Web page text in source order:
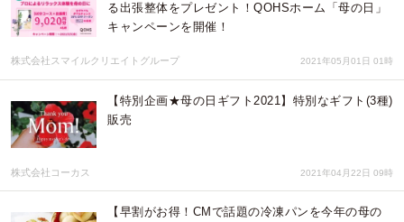
る出張整体をプレゼント！QOHSホーム「母の日」
キャンペーンを開催！
株式会社スマイルクリエイトグループ 2021年05月01日 01時
【特別企画★母の日ギフト2021】特別なギフト(3種)
販売
株式会社コーカス 2021年04月22日 09時
【早割がお得！CMで話題の冷凍パンを今年の母の